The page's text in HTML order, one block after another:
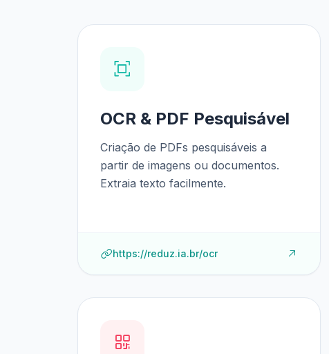
OCR & PDF Pesquisável
Criação de PDFs pesquisáveis a
partir de imagens ou documentos.
Extraia texto facilmente.
https://reduz.ia.br/ocr